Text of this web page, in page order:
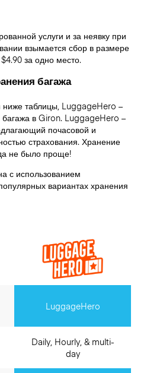
услуги и за неявку при
взымается сбор в размере
за одно место.
багажа
ниже таблицы, LuggageHero –
в Giron. LuggageHero –
почасовой и
страхования. Хранение
не было проще!
с использованием
вариантах хранения
LuggageHero
Daily, Hourly, & multi-
day